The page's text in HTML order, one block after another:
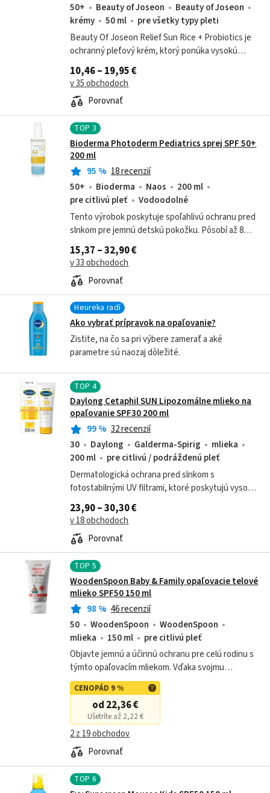
50+
Beauty of Joseon
Beauty of Joseon
krémy
50 ml
pre všetky typy pleti
Beauty Of Joseon Relief Sun Rice + Probiotics je
ochranný pleťový krém, ktorý ponúka vysokú
úroveň UV ochrany a intenzívnej hydratácie.
10,46 – 19,95 €
v 35 obchodoch
Porovnať
TOP 3
Bioderma Photoderm Pediatrics sprej SPF 50+
200 ml
95 % 18 recenzií
50+
Bioderma Naos
200 ml
pre citlivú pleť
Vodoodolné
Tento výrobok poskytuje spoľahlivú ochranu pred
slnkom pre jemnú detskú pokožku. Pôsobí až 8
hodín, nezanecháva viditeľné stopy a je vysoko
odolný.
15,37 – 32,90 €
v 33 obchodoch
Porovnať
Heureka radí
Ako vybrať prípravok na opaľovanie?
Zistite, na čo sa pri výbere zamerať a aké
parametre sú naozaj dôležité.
TOP 4
Daylong Cetaphil SUN Lipozomálne mlieko na
opaľovanie SPF30 200 ml
99% 32 recenzií
30
Daylong Galderma-Spirig
mlieka
200 ml
pre citlivú / podráždenú pleť
Dermatologická ochrana pred slnkom s
fotostabilnými UV filtrami, ktoré poskytujú vysoko
účinnú a okamžitú ochranu pred UVA a UVB
žiarením, chránia bunky a zabraňujú starnutiu...
23,90 – 30,30 €
v 18 obchodoch
Porovnať
TOP 5
WoodenSpoon Baby & Family opaľovacie telové
mlieko SPF50 150 ml
98 % 46 recenzií
50
WoodenSpoon
WoodenSpoon
mlieka
150 ml
pre citlivú pleť
Objavte jemnú a účinnú ochranu pre celú rodinu s
týmto opaľovacím mliekom. Vďaka svojmu
prírodnému zloženiu a SPF 50 sa stará aj o veľmi
citlivú pokožku.
CENOPÁD 9 %
od 22,36 €
Ušetríte až 2,22 €
2 z 19 obchodov
Porovnať
TOP 6